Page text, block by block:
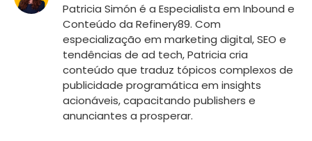
Patricia Simón é a Especialista em Inbound e
Conteúdo da Refinery89. Com
especialização em marketing digital, SEO e
tendências de ad tech, Patricia cria
conteúdo que traduz tópicos complexos de
publicidade programática em insights
acionáveis, capacitando publishers e
anunciantes a prosperar.